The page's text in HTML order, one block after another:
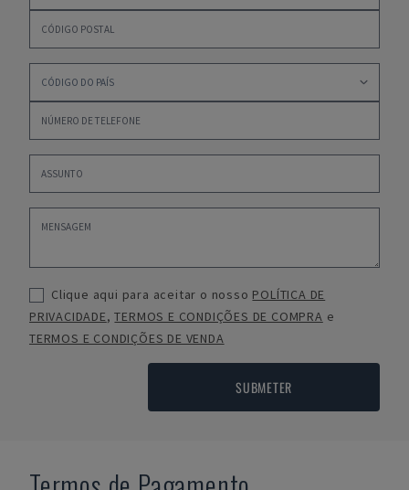
Clique aqui para aceitar o nosso POLÍTICA DE
PRIVACIDADE,TERMOS E CONDIÇÕES DE COMPRA e
TERMOS E CONDIÇÕES DE VENDA
SUBMETER